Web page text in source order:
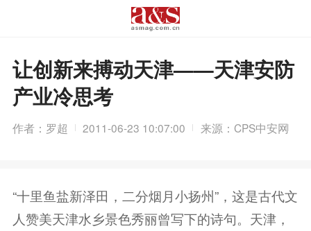
让创新来搏动天津——天津安防
产业冷思考
作者：罗超 2011-06-23 10:07:00 来源：CPS中安网
“十里鱼盐新泽田，二分烟月小扬州”，这是古代文
人赞美天津水乡景色秀丽曾写下的诗句。天津，